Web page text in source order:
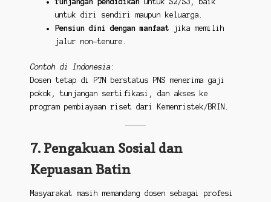
untuk diri sendiri maupun keluarga.
Pensiun dini dengan manfaat jika memilih
jalur non-tenure.
Contoh di Indonesia:
Dosen tetap di PTN berstatus PNS menerima gaji
pokok, tunjangan sertifikasi, dan akses ke
program pembiayaan riset dari Kemenristek/BRIN.
7. Pengakuan Sosial dan
Kepuasan Batin
Masyarakat masih memandang dosen sebagai profesi